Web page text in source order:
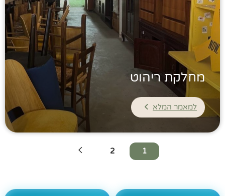
מחלקת ריהוט
למאמר המלא
1
2